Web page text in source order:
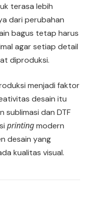
terasa lebih
dari perubahan
bagus tetap harus
agar setiap detail
diproduksi.
menjadi faktor
desain itu
sublimasi dan DTF
printingmodern
desain yang
kualitas visual.